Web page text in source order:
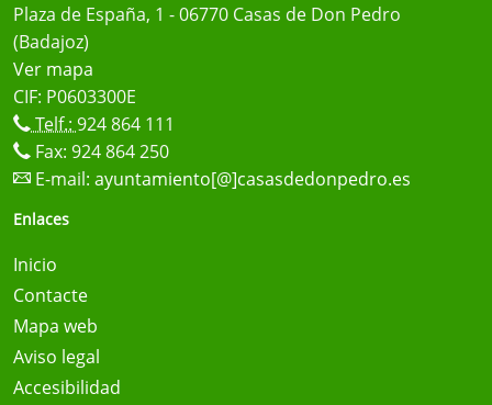
Plaza de España, 1 - 06770 Casas de Don Pedro
(Badajoz)
Ver mapa
CIF: P0603300E
Telf.: 924 864 111
Fax: 924 864 250
E-mail: ayuntamiento[@]casasdedonpedro.es
Enlaces
Inicio
Contacte
Mapa web
Aviso legal
Accesibilidad